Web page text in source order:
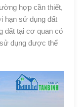
hợp cần thiết,
hạn sử dụng đất
đất tại cơ quan có
dụng được thể